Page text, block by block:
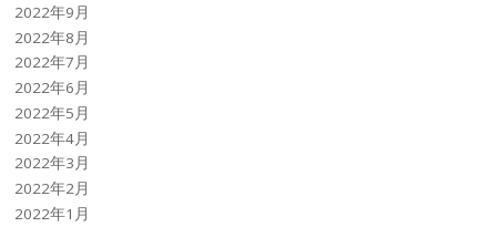
2022年9月
2022年8月
2022年7月
2022年6月
2022年5月
2022年4月
2022年3月
2022年2月
2022年1月